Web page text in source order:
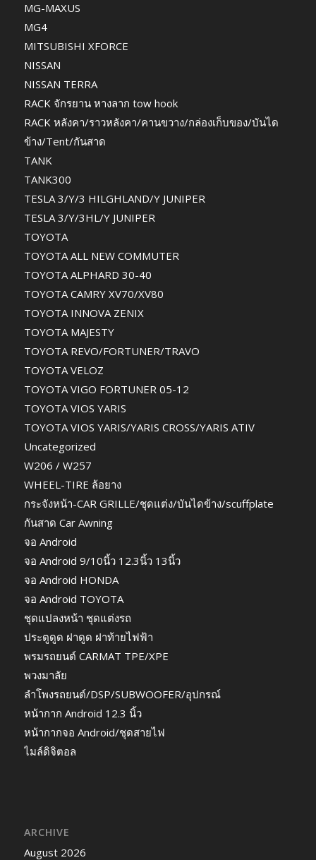
MG-MAXUS
MG4
MITSUBISHI XFORCE
NISSAN
NISSAN TERRA
RACK จักรยาน หางลาก tow hook
RACK หลังคา/ราวหลังคา/คานขวาง/กล่องเก็บของ/บันได
ข้าง/Tent/กันสาด
TANK
TANK300
TESLA 3/Y/3 HILGHLAND/Y JUNIPER
TESLA 3/Y/3HL/Y JUNIPER
TOYOTA
TOYOTA ALL NEW COMMUTER
TOYOTA ALPHARD 30-40
TOYOTA CAMRY XV70/XV80
TOYOTA INNOVA ZENIX
TOYOTA MAJESTY
TOYOTA REVO/FORTUNER/TRAVO
TOYOTA VELOZ
TOYOTA VIGO FORTUNER 05-12
TOYOTA VIOS YARIS
TOYOTA VIOS YARIS/YARIS CROSS/YARIS ATIV
Uncategorized
W206 / W257
WHEEL-TIRE ล้อยาง
กระจังหน้า-CAR GRILLE/ชุดแต่ง/บันไดข้าง/scuffplate
กันสาด Car Awning
จอ Android
จอ Android 9/10นิ้ว 12.3นิ้ว 13นิ้ว
จอ Android HONDA
จอ Android TOYOTA
ชุดแปลงหน้า ชุดแต่งรถ
ประตูดูด ฝาดูด ฝาท้ายไฟฟ้า
พรมรถยนต์ CARMAT TPE/XPE
พวงมาลัย
ลำโพงรถยนต์/DSP/SUBWOOFER/อุปกรณ์
หน้ากาก Android 12.3 นิ้ว
หน้ากากจอ Android/ชุดสายไฟ
ไมล์ดิจิตอล
ARCHIVE
August 2026